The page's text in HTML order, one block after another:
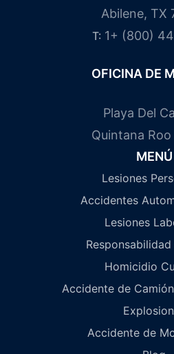
Abilene, TX
T: 1+ (800)
OFICINA DE
Playa Del
Quintana
MENÚ
Lesiones
Accidentes
Lesiones
Homicidio
Accidente de
Accidente de